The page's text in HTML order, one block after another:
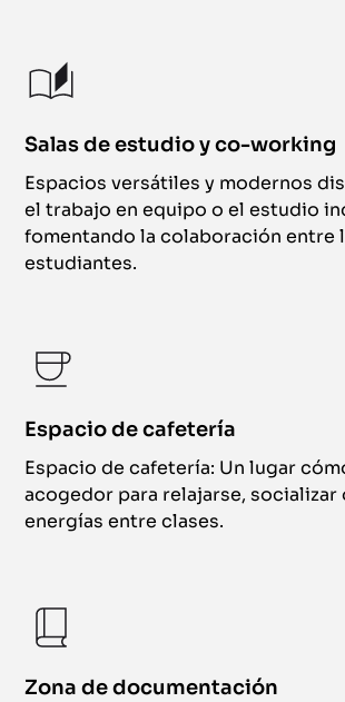
Salas de estudio y co-working
Espacios versátiles y modernos
el trabajo en equipo o el estudio
fomentando la colaboración entre
estudiantes.
Espacio de cafetería
Espacio de cafetería: Un lugar
acogedor para relajarse, socializar
energías entre clases.
Zona de documentación